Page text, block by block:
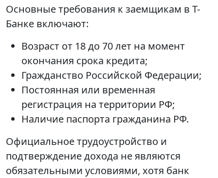
Основные требования к заемщикам в Т-
Банке включают:
Возраст от 18 до 70 лет на момент
окончания срока кредита;
Гражданство Российской Федерации;
Постоянная или временная
регистрация на территории РФ;
Наличие паспорта гражданина РФ.
Официальное трудоустройство и
подтверждение дохода не являются
обязательными условиями, хотя банк